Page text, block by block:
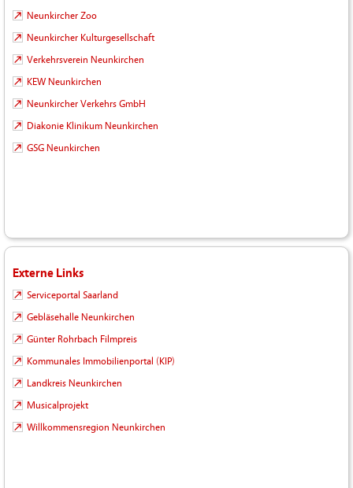
Neunkircher Zoo
Neunkircher Kulturgesellschaft
Verkehrsverein Neunkirchen
KEW Neunkirchen
Neunkircher Verkehrs GmbH
Diakonie Klinikum Neunkirchen
GSG Neunkirchen
Externe Links
Serviceportal Saarland
Gebläsehalle Neunkirchen
Günter Rohrbach Filmpreis
Kommunales Immobilienportal (KIP)
Landkreis Neunkirchen
Musicalprojekt
Willkommensregion Neunkirchen